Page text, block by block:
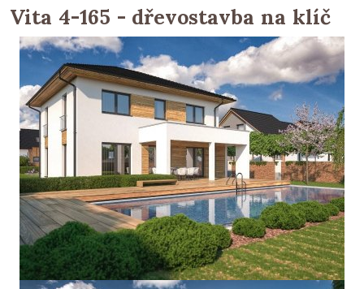
Vita 4-165 - dřevostavba na klíč